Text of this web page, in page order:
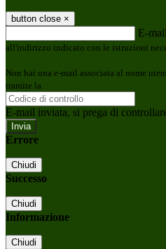
button close ×
E-mail
all'indirizzo indicato con le istruzioni
Non hai una e-mail associata al nome
tramite la
E-mail inviata, si prega di
Errore
Chiudi
Successo
Chiudi
Informazione
Chiudi